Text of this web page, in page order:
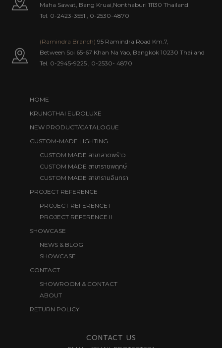
Maha Sawat, Bang Kruai,Nonthaburi 11130 Thailand
Tel. 0-2423-3551
0-2530-4870
(Ramindra Branch) 95 Ramindra Road Km.7,
Between Soi 65-67 Khan Na Yao, Bangkok 10230 Thailand
Tel. 0-2945-9225 0-2530- 4870
HOME
KRUNGTHAI EUROLUXE
NEW PRODUCT/CATALOGUE
CUSTOM-MADE LIGHTING
CUSTOM MADE สาขาลาดพร้าว
CUSTOM MADE สาขาราชพฤกษ์
CUSTOM MADE สาขารามอินทรา
PROJECT REFERENCE
PROJECT REFERENCE I
PROJECT REFERENCE II
SHOWCASE
NEWS & BLOG
SHOWCASE
CONTACT
SHOWROOM & CONTACT
ABOUT
RETURN POLICY
CONTACT US